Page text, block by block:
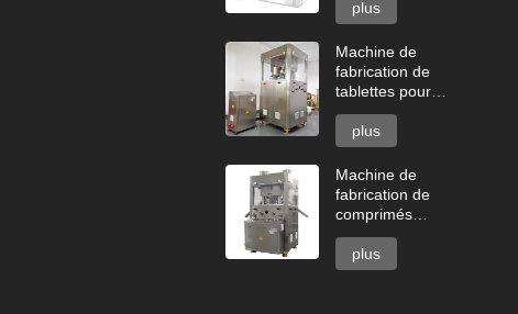
série GZPK720
plus
Machine de
fabrication de
tablettes pour
lave-vaisselle à
deux couches
plus
Machine de
fabrication de
comprimés
effervescents
plus